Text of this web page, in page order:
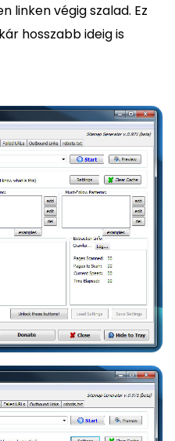
linken végig szalad. Ez
hosszabb ideig is